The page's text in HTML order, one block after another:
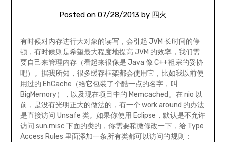
Posted on 07/28/2013 by 四火
有时候对内存进行大对象的读写，会引起 JVM 长时间的停
顿，有时候则是希望最大程度地提高 JVM 的效率，我们需
要自己来管理内存（看起来很像是 Java 像 C++祖宗的妥协
吧）。据我所知，很多缓存框架都会使用它，比如我以前使
用过的 EhCache（给它包装了个酷一点的名字，叫
BigMemory），以及现在项目中的 Memcached。在 nio 以
前，是没有光明正大的做法的，有一个 work around 的办法
是直接访问 Unsafe 类。如果你使用 Eclipse，默认是不允许
访问 sun.misc 下面的类的，你需要稍微修改一下，给 Type
Access Rules 里面添加一条所有类都可以访问的规则：